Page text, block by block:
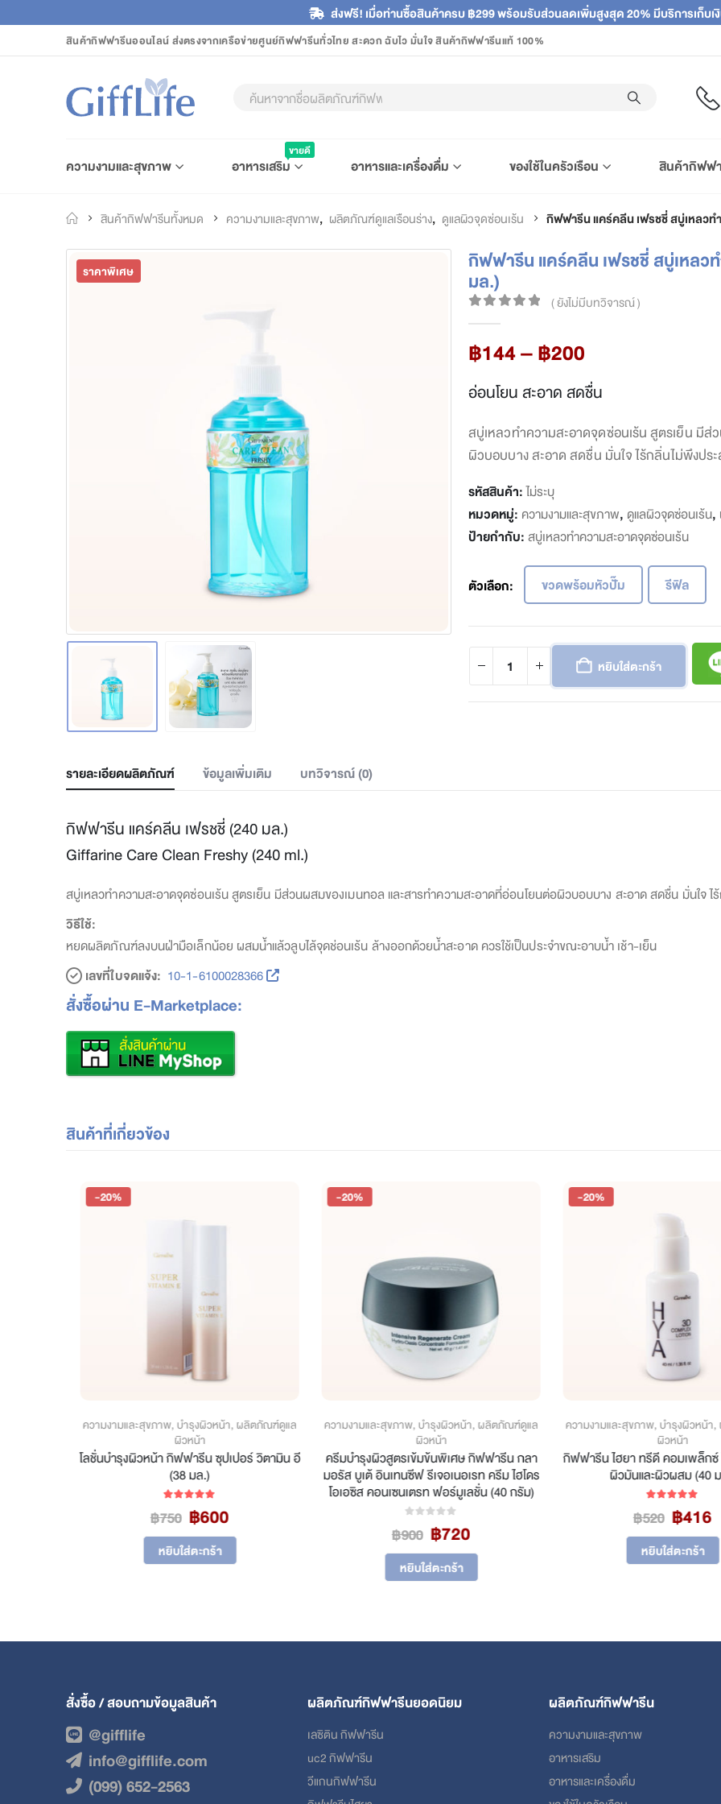
ส่งฟรี! เมื่อท่านซื้อสินค้าครบ ฿299 พร้อมรับส่วนลดเพิ่มสูงสุด 20% มีบริการเก็บเ
สินค้ากิฟฟารีนออนไลน์ ส่งตรงจากเครือข่ายศูนย์กิฟฟารีนทั่วไทย สะดวก ฉับไว มั่นใจ สินค้ากิฟฟารีนแท้ 100%
ความงามและสุขภาพ อาหารเสริม
ขายดี
อาหารและเครื่องดื่ม ของใช้ในครัวเรือน สินค้ากิฟฟ
สินค้ากิฟฟารีนทั้งหมด ความงามและสุขภาพ, ผลิตภัณฑ์ดูแลเรือนร่าง, ดูแลผิวจุดซ่อนเร้น กิฟฟารีน แคร์คลีน เฟรชชี่ สบู่เหลวท
ราคาพิเศษ กิฟฟารีน แคร์คลีน เฟรชชี่ สบู่เหลว
มล.)
( ยังไม่มีบทวิจารณ์ )
฿144–฿200
฿144
฿200
อ่อนโยน สะอาด สดชื่น
สบู่เหลวทำความสะอาดจุดซ่อนเร้น สูตรเย็น มี
ผิวบอบบาง สะอาด สดชื่น มั่นใจ ไร้กลิ่นไม่พึงปร
รหัสสินค้า:ไม่ระบุ
หมวดหมู่: ความงามและสุขภาพ, ดูแลผิวจุดซ่อนเร้น,
ป้ายกำกับ: สบู่เหลวทำความสะอาดจุดซ่อนเร้น
ตัวเลือก ขวดพร้อมหัวปั๊ม รีฟิล
หยิบใส่ตะกร้า
รายละเอียดผลิตภัณฑ์ ข้อมูลเพิ่มเติม บทวิจารณ์ (0)
กิฟฟารีน แคร์คลีน เฟรชชี่ (240 มล.)
Giffarine Care Clean Freshy (240 ml.)
สบู่เหลวทำความสะอาดจุดซ่อนเร้น สูตรเย็น มีส่วนผสมของเมนทอล และสารทำความสะอาดที่อ่อนโยนต่อผิวบอบบาง สะอาด สดชื่น มั่นใจ ไ
วิธีใช้:
หยดผลิตภัณฑ์ลงบนฝ่ามือเล็กน้อย ผสมน้ำแล้วลูบไล้จุดช่อนเร้น ล้างออกด้วยน้ำสะอาด ควรใช้เป็นประจำขณะอาบน้ำ เช้า-เย็น
เลขที่ใบจดแจ้ง: 10-1-6100028366
สั่งซื้อผ่าน E-Marketplace:
สินค้าที่เกี่ยวข้อง
-20%
ความงามและสุขภาพ,บำรุงผิวหน้า,ผลิตภัณฑ์ดูแล
ผิวหน้า
โลชั่นบำรุงผิวหน้า กิฟฟารีน ซุปเปอร์ วิตามิน อี
(38 มล.)
750 Original
price
was:
฿750.
฿ 600Current
price
is:
฿600.
หยิบใส่ตะกร้า
-20%
ความงามและสุขภาพ,บำรุงผิวหน้า,ผลิตภัณฑ์ดูแล
ผิวหน้า
ครีมบำรุงผิวสูตรเข้มข้นพิเศษ กิฟฟารีน กลา
มอรัส บูเต้ อินเทนซีฟ รีเจอเนอเรท ครีม ไฮโดร
โอเอซิส คอนเซนเตรท ฟอร์มูเลชั่น (40 กรัม)
900 Original
price
was:
฿900.
฿ 720Current
price
is:
฿720.
หยิบใส่ตะกร้า
-20%
ความงามและสุขภาพ,บำรุงผิวหน้า,ผ
ผิวหน้า
กิฟฟารีน ไฮยา ทรีดี คอมเพล็กซ์
ผิวมันและผิวผสม (40 มล
520 Original
price
was:
฿520.
฿ 416
is:
฿
หยิบใส่ตะกร้า
สั่งซื้อ / สอบถามข้อมูลสินค้า
@gifflife
info@gifflife.com
(099) 652-2563
ผลิตภัณฑ์กิฟฟารีนยอดนิยม
เลซิติน กิฟฟารีน
uc2 กิฟฟารีน
วีแกนกิฟฟารีน
ผลิตภัณฑ์กิฟฟารีน
ความงามและสุขภาพ
อาหารเสริม
อาหารและเครื่องดื่ม